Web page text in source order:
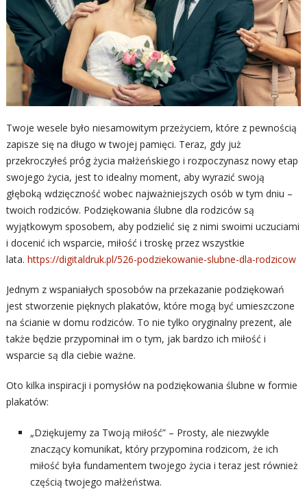
Twoje wesele było niesamowitym przeżyciem, które z pewnością
zapisze się na długo w twojej pamięci. Teraz, gdy już
przekroczyłeś próg życia małżeńskiego i rozpoczynasz nowy etap
swojego życia, jest to idealny moment, aby wyrazić swoją
głęboką wdzięczność wobec najważniejszych osób w tym dniu –
twoich rodziców. Podziękowania ślubne dla rodziców są
wyjątkowym sposobem, aby podzielić się z nimi swoimi uczuciami
i docenić ich wsparcie, miłość i troskę przez wszystkie
lata. https://digitaldruk.pl/526-podziekowanie-slubne-dla-rodzicow
Jednym z wspaniałych sposobów na przekazanie podziękowań
jest stworzenie pięknych plakatów, które mogą być umieszczone
na ścianie w domu rodziców. To nie tylko oryginalny prezent, ale
także będzie przypominał im o tym, jak bardzo ich miłość i
wsparcie są dla ciebie ważne.
Oto kilka inspiracji i pomysłów na podziękowania ślubne w formie
plakatów:
„Dziękujemy za Twoją miłość” – Prosty, ale niezwykle
znaczący komunikat, który przypomina rodzicom, że ich
miłość była fundamentem twojego życia i teraz jest również
częścią twojego małżeństwa.